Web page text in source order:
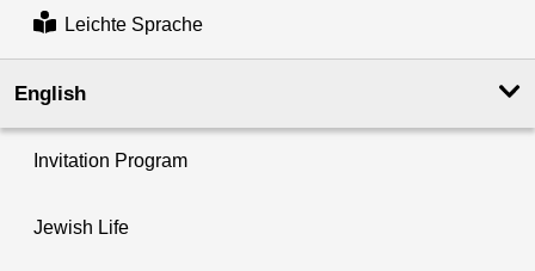
Leichte Sprache
English
Invitation Program
Jewish Life